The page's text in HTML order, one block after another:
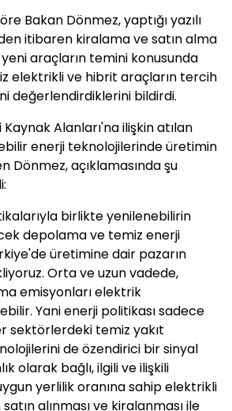
Bakan Dönmez, yaptığı yazılı
itibaren kiralama ve satın alma
araçların temini konusunda
elektrikli ve hibrit araçların tercih
değerlendirdiklerini bildirdi.
Alanları'na ilişkin atılan
enerji teknolojilerinde üretimin
Dönmez, açıklamasında şu
birlikte yenilenebilirin
depolama ve temiz enerji
üretimine dair pazarın
Orta ve uzun vadede,
emisyonları elektrik
Yani enerji politikası sadece
sektörlerdeki temiz yakıt
de özendirici bir sinyal
olarak bağlı, ilgili ve ilişkili
yerlilik oranına sahip elektrikli
alınması ve kiralanması ile